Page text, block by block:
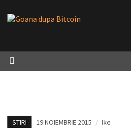
STIRI 19 NOIEMBRIE 2015 / Ike